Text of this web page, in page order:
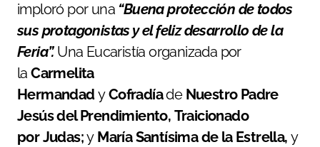
imploró por una “Buena protección de todos
sus protagonistas y el feliz desarrollo de la
Feria”. Una Eucaristía organizada por
laCarmelita
HermandadyCofradíade Nuestro Padre
Jesús del Prendimiento, Traicionado
porJudas;y María Santísima de la Estrella, y